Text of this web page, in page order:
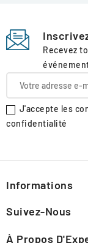
Recevez
J'accepte les
confidentialité
Informations
Suivez-Nous
À Propos